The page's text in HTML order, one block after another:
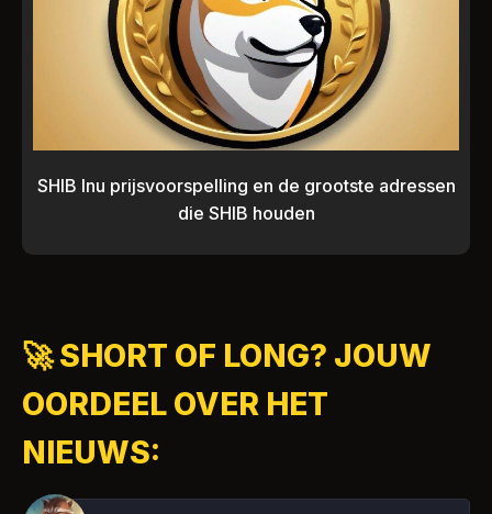
SHIB Inu prijsvoorspelling en de grootste adressen
die SHIB houden
🚀 SHORT OF LONG? JOUW
OORDEEL OVER HET
NIEUWS: